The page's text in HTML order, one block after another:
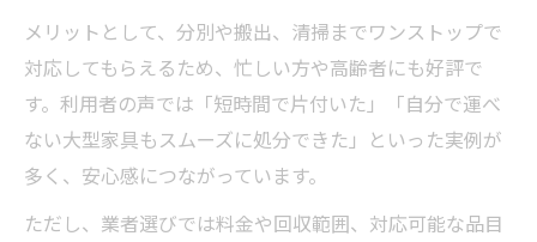
メリットとして、分別や搬出、清掃までワンストップで
対応してもらえるため、忙しい方や高齢者にも好評で
す。利用者の声では「短時間で片付いた」「自分で運べ
ない大型家具もスムーズに処分できた」といった実例が
多く、安心感につながっています。
ただし、業者選びでは料金や回収範囲、対応可能な品目